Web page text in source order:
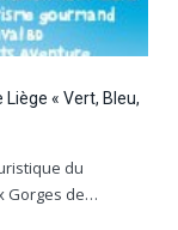
« Vert, Bleu,
du
Gorges de…